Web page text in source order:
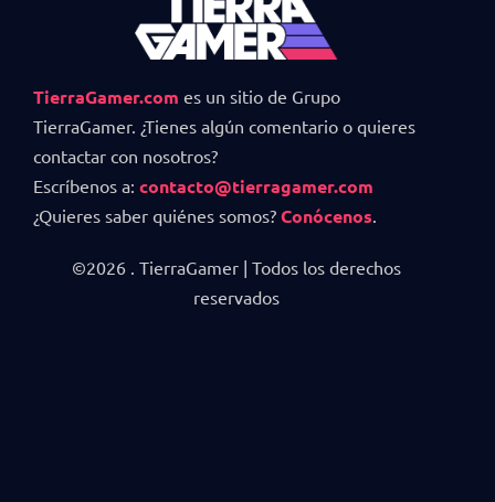
TierraGamer.com es un sitio de Grupo
TierraGamer. ¿Tienes algún comentario o quieres
contactar con nosotros?
Escríbenos a: contacto@tierragamer.com
¿Quieres saber quiénes somos? Conócenos.
©2026 . TierraGamer | Todos los derechos
reservados